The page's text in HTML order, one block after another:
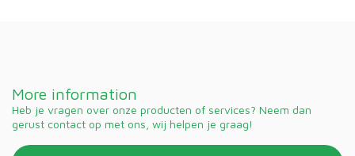
More information
Heb je vragen over onze producten of services? Neem dan
gerust contact op met ons, wij helpen je graag!